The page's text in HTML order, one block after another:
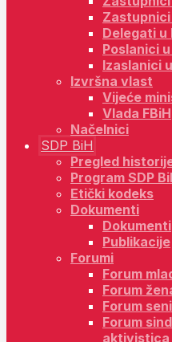
Zastupnici
Delegati u
Poslanici u
Izaslanici
Izvršna vlast
Vijeće
Vlada FBiH
Načelnici
SDP BiH
Pregled
Program SDP
Etički kodeks
Dokumenti
Dokumenti
Publikacije
Forumi
Forum
Forum
Forum
Forum
aktivistica